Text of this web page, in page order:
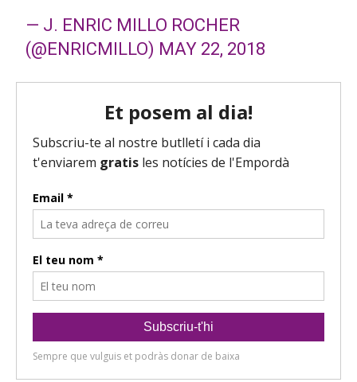
— J. ENRIC MILLO ROCHER
(@ENRICMILLO) MAY 22, 2018